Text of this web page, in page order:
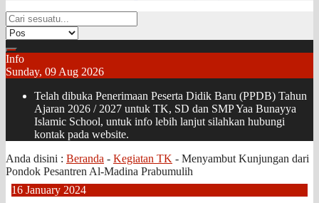
Info
Sunday, 09 Aug 2026
Telah dibuka Penerimaan Peserta Didik Baru (PPDB) Tahun
Ajaran 2026 / 2027 untuk TK, SD dan SMP Yaa Bunayya
Islamic School, untuk info lebih lanjut silahkan hubungi
kontak pada website.
Anda disini : Beranda - Kegiatan TK - Menyambut Kunjungan dari
Pondok Pesantren Al-Madina Prabumulih
16 January 2024